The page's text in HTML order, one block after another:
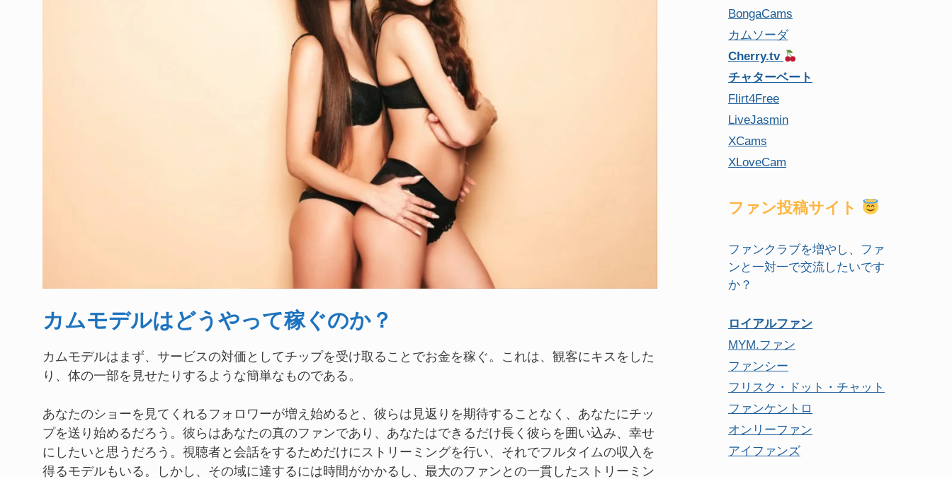
カムモデルはどうやって稼ぐのか？
カムモデルはまず、サービスの対価としてチップを受け取ることでお金を稼ぐ。これは、観客にキスをした
り、体の一部を見せたりするような簡単なものである。
あなたのショーを見てくれるフォロワーが増え始めると、彼らは見返りを期待することなく、あなたにチッ
プを送り始めるだろう。彼らはあなたの真のファンであり、あなたはできるだけ長く彼らを囲い込み、幸せ
にしたいと思うだろう。視聴者と会話をするためだけにストリーミングを行い、それでフルタイムの収入を
得るモデルもいる。しかし、その域に達するには時間がかかるし、最大のファンとの一貫したストリーミン
BongaCams
カムソーダ
Cherry.tv
チャターベート
Flirt4Free
LiveJasmin
XCams
XLoveCam
ファン投稿サイト
ファンクラブを増やし、ファ
ンと一対一で交流したいです
か？
ロイアルファン
MYM.ファン
ファンシー
フリスク・ドット・チャット
ファンケントロ
オンリーファン
アイファンズ